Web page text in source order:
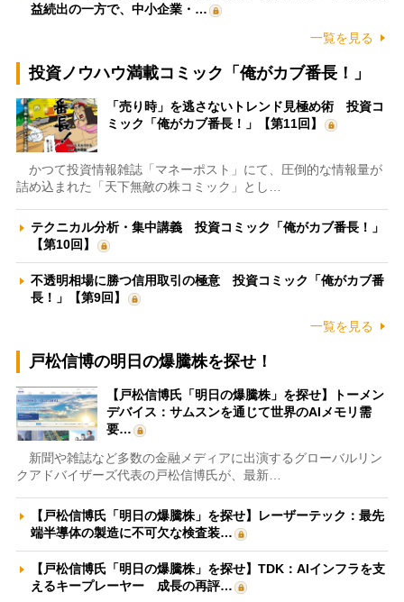
益続出の一方で、中小企業・…
一覧を見る
投資ノウハウ満載コミック「俺がカブ番長！」
「売り時」を逃さないトレンド見極め術 投資コ
ミック「俺がカブ番長！」【第11回】
かつて投資情報雑誌「マネーポスト」にて、圧倒的な情報量が
詰め込まれた「天下無敵の株コミック」とし…
テクニカル分析・集中講義 投資コミック「俺がカブ番長！」
【第10回】
不透明相場に勝つ信用取引の極意 投資コミック「俺がカブ番
長！」【第9回】
一覧を見る
戸松信博の明日の爆騰株を探せ！
【戸松信博氏「明日の爆騰株」を探せ】トーメン
デバイス：サムスンを通じて世界のAIメモリ需
要…
新聞や雑誌など多数の金融メディアに出演するグローバルリン
クアドバイザーズ代表の戸松信博氏が、最新…
【戸松信博氏「明日の爆騰株」を探せ】レーザーテック：最先
端半導体の製造に不可欠な検査装…
【戸松信博氏「明日の爆騰株」を探せ】TDK：AIインフラを支
えるキープレーヤー 成長の再評…